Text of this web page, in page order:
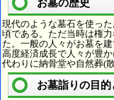
お墓の歴史
現代のような墓石を使っ
頃である。ただ当時は権
た。一般の人々がお墓を
高度経済成長で人々が豊
代わりに納骨堂や自然葬(
お墓詣りの目的